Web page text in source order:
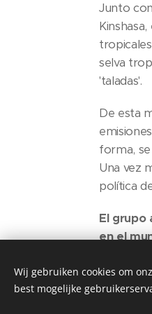
Junto
selva
'taladas'.
De esta
forma,
Una vez
política
El grupo
en el
ponerse
Wij gebruiken cookies om
best mogelijke